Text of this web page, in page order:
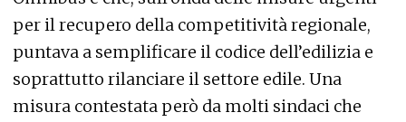
per il recupero della competitività regionale,
puntava a semplificare il codice dell’edilizia e
soprattutto rilanciare il settore edile. Una
misura contestata però da molti sindaci che